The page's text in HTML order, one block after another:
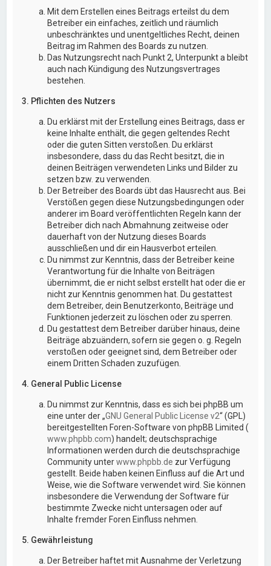
Mit dem Erstellen eines Beitrags erteilst du dem
Betreiber ein einfaches, zeitlich und räumlich
unbeschränktes und unentgeltliches Recht, deinen
Beitrag im Rahmen des Boards zu nutzen.
Das Nutzungsrecht nach Punkt 2, Unterpunkt a bleibt
auch nach Kündigung des Nutzungsvertrages
bestehen.
3. Pflichten des Nutzers
Du erklärst mit der Erstellung eines Beitrags, dass er
keine Inhalte enthält, die gegen geltendes Recht
oder die guten Sitten verstoßen. Du erklärst
insbesondere, dass du das Recht besitzt, die in
deinen Beiträgen verwendeten Links und Bilder zu
setzen bzw. zu verwenden.
Der Betreiber des Boards übt das Hausrecht aus. Bei
Verstößen gegen diese Nutzungsbedingungen oder
anderer im Board veröffentlichten Regeln kann der
Betreiber dich nach Abmahnung zeitweise oder
dauerhaft von der Nutzung dieses Boards
ausschließen und dir ein Hausverbot erteilen.
Du nimmst zur Kenntnis, dass der Betreiber keine
Verantwortung für die Inhalte von Beiträgen
übernimmt, die er nicht selbst erstellt hat oder die er
nicht zur Kenntnis genommen hat. Du gestattest
dem Betreiber, dein Benutzerkonto, Beiträge und
Funktionen jederzeit zu löschen oder zu sperren.
Du gestattest dem Betreiber darüber hinaus, deine
Beiträge abzuändern, sofern sie gegen o. g. Regeln
verstoßen oder geeignet sind, dem Betreiber oder
einem Dritten Schaden zuzufügen.
4. General Public License
Du nimmst zur Kenntnis, dass es sich bei phpBB um
eine unter der „GNU General Public License v2“ (GPL)
bereitgestellten Foren-Software von phpBB Limited (
www.phpbb.com) handelt; deutschsprachige
Informationen werden durch die deutschsprachige
Community unterwww.phpbb.de zur Verfügung
gestellt. Beide haben keinen Einfluss auf die Art und
Weise, wie die Software verwendet wird. Sie können
insbesondere die Verwendung der Software für
bestimmte Zwecke nicht untersagen oder auf
Inhalte fremder Foren Einfluss nehmen.
5. Gewährleistung
Der Betreiber haftet mit Ausnahme der Verletzung